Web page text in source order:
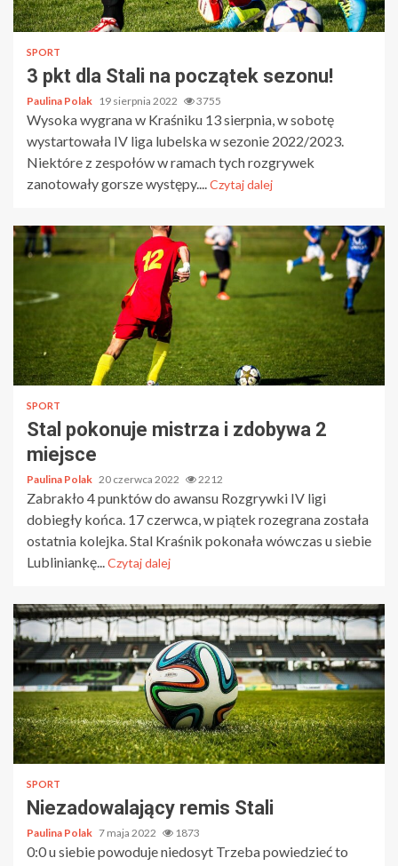
SPORT
3 pkt dla Stali na początek sezonu!
Paulina Polak 19 sierpnia 2022 3755
Wysoka wygrana w Kraśniku 13 sierpnia, w sobotę
wystartowała IV liga lubelska w sezonie 2022/2023.
Niektóre z zespołów w ramach tych rozgrywek
zanotowały gorsze występy....Czytaj dalej
SPORT
Stal pokonuje mistrza i zdobywa 2
miejsce
Paulina Polak 20 czerwca 2022 2212
Zabrakło 4 punktów do awansu Rozgrywki IV ligi
dobiegły końca. 17 czerwca, w piątek rozegrana została
ostatnia kolejka. Stal Kraśnik pokonała wówczas u siebie
Lubliniankę...Czytaj dalej
SPORT
Niezadowalający remis Stali
Paulina Polak 7 maja 2022 1873
0:0 u siebie powoduje niedosyt Trzeba powiedzieć to